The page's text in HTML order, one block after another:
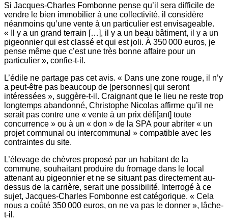
Si Jacques-Charles Fombonne pense qu’il sera difficile de
vendre le bien immobilier à une collectivité, il considère
néanmoins qu’une vente à un particulier est envisageable.
« Il y a un grand terrain […], il y a un beau bâtiment, il y a un
pigeonnier qui est classé et qui est joli. À 350 000 euros, je
pense même que c’est une très bonne affaire pour un
particulier », confie-t-il.
L’édile ne partage pas cet avis. « Dans une zone rouge, il n’y
a peut-être pas beaucoup de [personnes] qui seront
intéressées », suggère-t-il. Craignant que le lieu ne reste trop
longtemps abandonné, Christophe Nicolas affirme qu’il ne
serait pas contre une « vente à un prix défi[ant] toute
concurrence » ou à un « don » de la SPA pour abriter « un
projet communal ou intercommunal » compatible avec les
contraintes du site.
L’élevage de chèvres proposé par un habitant de la
commune, souhaitant produire du fromage dans le local
attenant au pigeonnier et ne se situant pas directement au-
dessus de la carrière, serait une possibilité. Interrogé à ce
sujet, Jacques-Charles Fombonne est catégorique. « Cela
nous a coûté 350 000 euros, on ne va pas le ­donner », lâche-
t-il.